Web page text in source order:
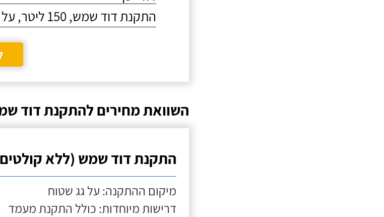
התקנת דוד שמש, 150 ליטר, על גג שטוח, כולל התקנת מעמד
השוואת מחירים להתקנת דוד
התקנת דוד שמש (ללא קולטים), 120
מיקום ההתקנה: על גג שטוח
דרישות מיוחדות: כולל התקנת מעמד